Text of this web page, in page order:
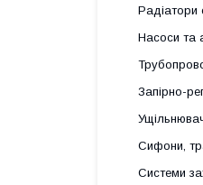
Радіатори
Насоси та
Запірно-
Сифони,
Системи